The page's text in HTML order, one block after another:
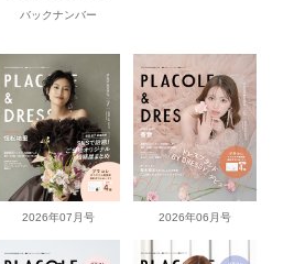
バックナンバー
2026年07月号 2026年06月号